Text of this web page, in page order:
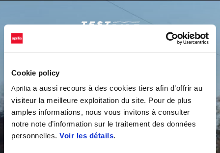
Cookie policy
Aprilia a aussi recours à des cookies tiers afin d’offrir au
visiteur la meilleure exploitation du site. Pour de plus
amples informations, nous vous invitons à consulter
notre note d’information sur le traitement des données
personnelles. Voir les détails.
Aller au contenu principal